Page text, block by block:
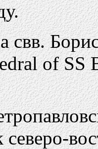
свв.
of SS
северо-